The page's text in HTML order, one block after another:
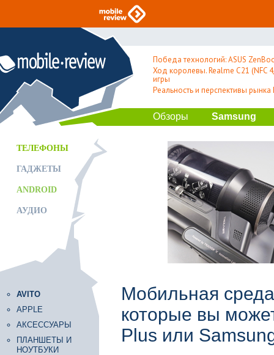
Победа технологий: ASUS
Ход королевы. Realme C21 (NFC
игры
Реальность и перспективы
Обзоры Samsung
ТЕЛЕФОНЫ
ГАДЖЕТЫ
ANDROID
АУДИО
AVITO
APPLE
АКСЕССУАРЫ
ПЛАНШЕТЫ И
НОУТБУКИ
Мобильная
которые вы
Plus или